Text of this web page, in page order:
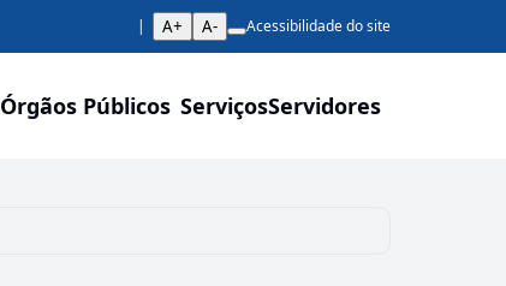
A+ A- Acessibilidade do site
Órgãos Públicos ServiçosServidores